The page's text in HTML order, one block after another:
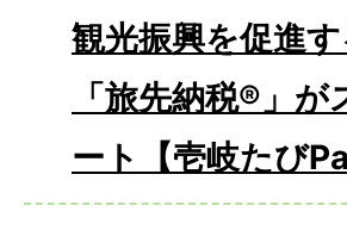
観光振興を促進す
「旅先納税®」が
ート【壱岐たび